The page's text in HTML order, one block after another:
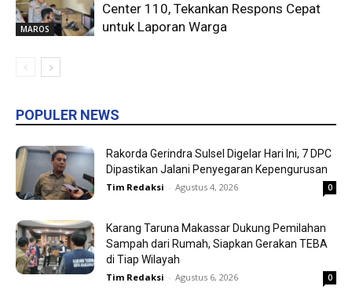
MAROS
Center 110, Tekankan Respons Cepat
untuk Laporan Warga
POPULER NEWS
Rakorda Gerindra Sulsel Digelar Hari Ini, 7 DPC
Dipastikan Jalani Penyegaran Kepengurusan
Tim Redaksi - Agustus 4, 2026 0
Karang Taruna Makassar Dukung Pemilahan
Sampah dari Rumah, Siapkan Gerakan TEBA
di Tiap Wilayah
Tim Redaksi - Agustus 6, 2026 0